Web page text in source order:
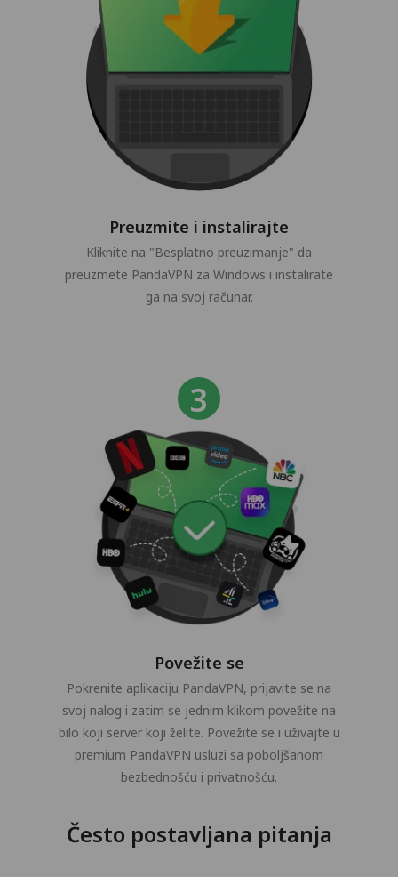
Preuzmite i instalirajte
Kliknite na "Besplatno preuzimanje" da
preuzmete PandaVPN za Windows i instalirate
ga na svoj računar.
Povežite se
Pokrenite aplikaciju PandaVPN, prijavite se na
svoj nalog i zatim se jednim klikom povežite na
bilo koji server koji želite. Povežite se i uživajte u
premium PandaVPN usluzi sa poboljšanom
bezbednošću i privatnošću.
Često postavljana pitanja